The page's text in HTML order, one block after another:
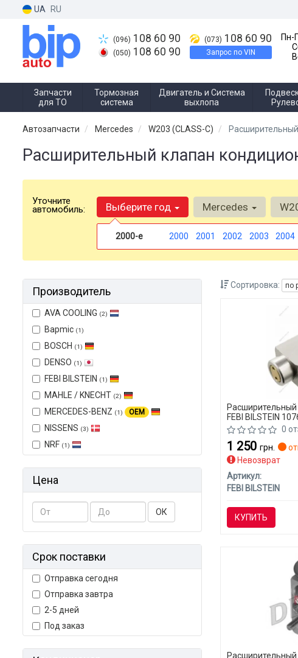
UA RU
(096) 108 60 90
(050) 108 60 90
(073) 108 60 90
Запрос по VIN
Пн-
Запчасти
для ТО
Тормозная
система
Двигатель и Система
выхлопа
Автозапчасти Mercedes W203 (CLASS-C)
Расширительный клапан
Уточните
автомобиль: Выберите год
2000-е 2000 2001 2002 2003 2004
Mercedes
Производитель
AVA COOLING (2)
Bapmic (1)
BOSCH (1)
DENSO (1)
FEBI BILSTEIN (1)
MAHLE / KNECHT (2)
MERCEDES-BENZ (1) OEM
NISSENS (3)
NRF (1)
Цена
ОК
Срок поставки
Отправка сегодня
Отправка завтра
2-5 дней
Под заказ
Сортировка: по
FEBI BILSTEIN
(CLASS-C)
0
1 250 грн.
Невозврат
Артикул:
FEBI BILSTEIN
КУПИТЬ